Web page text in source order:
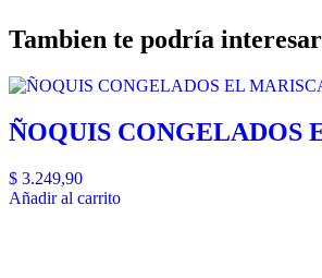
Tambien te podría
ÑOQUIS CONGELADOS
$ 3.249,90
Añadir al carrito